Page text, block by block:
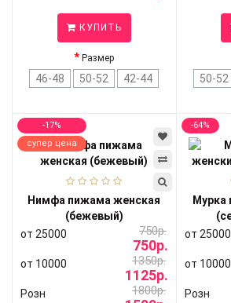
КУПИТЬ
Размер
46-48 50-52 42-44 50-52
-17%
супер цена
Нимфа пижама женская
(бежевый)
от 25000
750р.
750р.
от 10000 1350р.
1125р.
Розн 1800р.
-64%
Мурка
от 25000
от 10000
Розн